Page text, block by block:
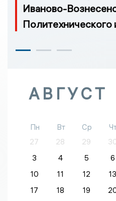
Иваново-
Политехнического
АВГУСТ
Пн Вт Ср
27
28 29
3
4 5 6
10
11 12 13
17
18 19